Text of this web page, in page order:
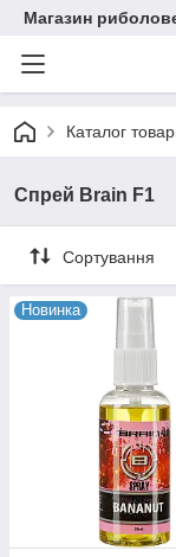
Магазин
Каталог
Спрей Brain F1
Сортування
Новинка